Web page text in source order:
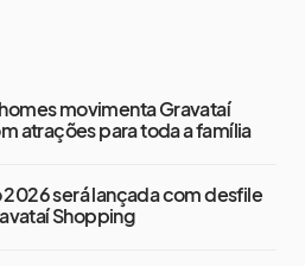
movimenta Gravataí
atrações para toda a família
será lançada com desfile
Shopping